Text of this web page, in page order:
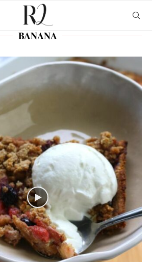
BANANA